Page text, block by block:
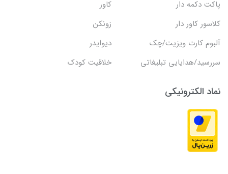
پاکت دکمه دار
کاور
کلاسور کاور دار
زونکن
آلبوم کارت ویزیت/چک
دیوایدر
سررسید/هدایایی تبلیغاتی
خلاقیت کودک
نماد الکترونیکی